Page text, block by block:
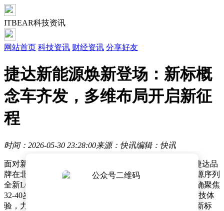
ITBEAR科技资讯
网站首页 科技资讯 财经资讯 分享好友
捷达新能源焕新登场：新标概
念车齐发，多维布局开启新征
程
时间：2026-05-30 23:28:00来源：快讯编辑：快讯
面对新能源车市场从“尝鲜”消费向“务实”需求的转变，捷达品
牌在北京车展上以系统性焕新回应市场期待，推出新能源序列
全新LOGO、概念车Jetta X及首款纯电轿车捷达M6，明确聚焦
32-40岁家庭用户群体，通过融合德系品质基因与简约科技体
验，力求在入门级市场中树立安全、实用与价值兼备的新标